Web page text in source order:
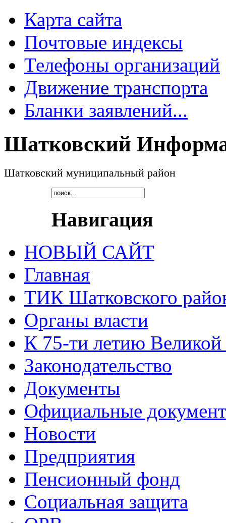
Карта сайта
Почтовые индексы
Телефоны организаций
Движение транспорта
Бланки заявлений...
Шатковский
Шатковский муниципальный район
Навигация
НОВЫЙ САЙТ
Главная
ТИК Шатковского
Органы власти
К 75-ти летию
Законодательство
Документы
Официальные
Новости
Предприятия
Пенсионный фонд
Социальная защита